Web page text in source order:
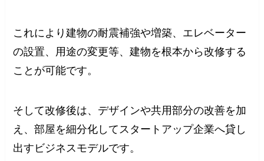
これにより建物の耐震補強や増築、エレベーター
の設置、用途の変更等、建物を根本から改修する
ことが可能です。
そして改修後は、デザインや共用部分の改善を加
え、部屋を細分化してスタートアップ企業へ貸し
出すビジネスモデルです。